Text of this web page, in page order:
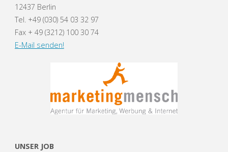
12437 Berlin
Tel. +49 (030) 54 03 32 97
Fax + 49 (3212) 100 30 74
E-Mail senden!
UNSER JOB